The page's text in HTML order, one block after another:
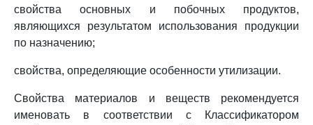
свойства основных и побочных продуктов,
являющихся результатом использования продукции
по назначению;
свойства, определяющие особенности утилизации.
Свойства материалов и веществ рекомендуется
именовать в соответствии с Классификатором